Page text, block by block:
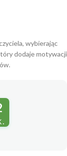
wybierając
dodaje motywacji